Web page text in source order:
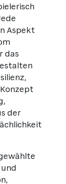
Aspekt
das
der